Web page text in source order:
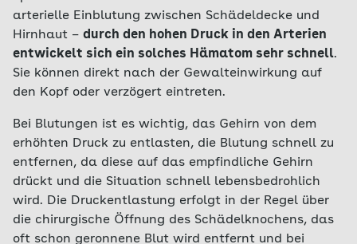
arterielle Einblutung zwischen Schädeldecke und
Hirnhaut – durch den hohen Druck in den Arterien
entwickelt sich ein solches Hämatom sehr schnell.
Sie können direkt nach der Gewalteinwirkung auf
den Kopf oder verzögert eintreten.
Bei Blutungen ist es wichtig, das Gehirn von dem
erhöhten Druck zu entlasten, die Blutung schnell zu
entfernen, da diese auf das empfindliche Gehirn
drückt und die Situation schnell lebensbedrohlich
wird. Die Druckentlastung erfolgt in der Regel über
die chirurgische Öffnung des Schädelknochens, das
oft schon geronnene Blut wird entfernt und bei